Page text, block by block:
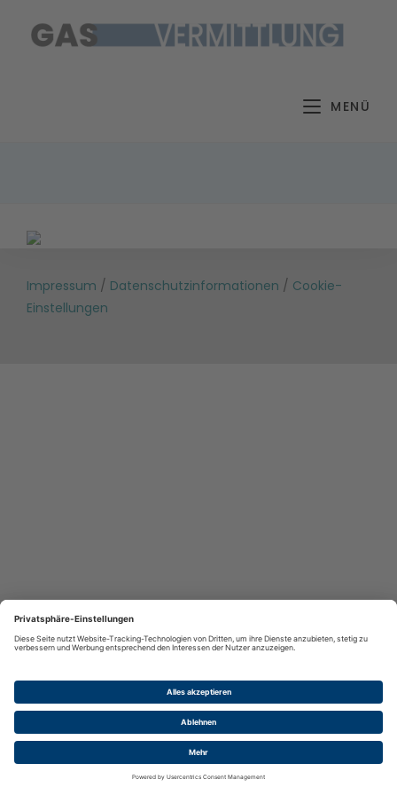
Inhalt
MENÜ
Impressum / Datenschutzinformationen / Cookie-
Einstellungen